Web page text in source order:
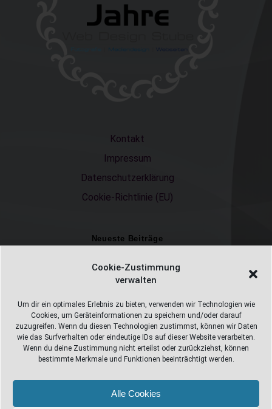
Cookie-Zustimmung
verwalten
Um dir ein optimales Erlebnis zu bieten, verwenden wir Technologien wie
Cookies, um Geräteinformationen zu speichern und/oder darauf
zuzugreifen. Wenn du diesen Technologien zustimmst, können wir Daten
wie das Surfverhalten oder eindeutige IDs auf dieser Website verarbeiten.
Wenn du deine Zustimmung nicht erteilst oder zurückziehst, können
bestimmte Merkmale und Funktionen beeinträchtigt werden.
Alle Cookies
Kontakt
Impressum
Datenschutzerklärung
Cookie-Richtlinie (EU)
Neueste Beiträge
Einschulungsfotos 2026 – ein unvergesslicher Moment
Fotostudio in Fichtelberg
Alles Pizza oder was ;-)
Überweisungen
Weihnachtsfotoshooting 2026
Web Design Stube 95686 Fichtelberg